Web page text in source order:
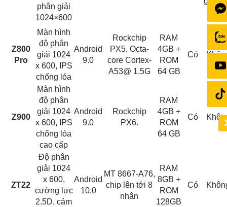
phân giải
1024×600
24/
Z800
Pro
Màn hình
độ phân
giải 1024
x 600, IPS
chống lóa
Android
9.0
Rockchip
PX5, Octa-
core Cortex-
A53@ 1.5G
RAM
4GB +
ROM
64 GB
Có
Z900
Màn hình
độ phân
giải 1024
x 600, IPS
chống lóa
cao cấp
Android
9.0
Rockchip
PX6.
RAM
4GB +
ROM
64 GB
Có
ZT22
Độ phân
giải 1024
x 600,
cường lực
2.5D, cảm
Android
10.0
MT 8667-A76,
chip lên tới 8
nhân
RAM
8GB +
ROM
128GB
Có